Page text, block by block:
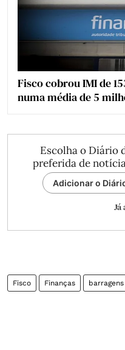
Fisco cobrou IMI de
numa média de 5
Escolha o Diário
preferida de
Adicionar o
Já
Fisco Finanças barragens